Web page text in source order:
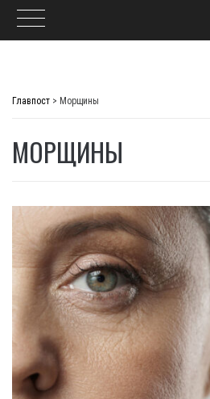
Главпост > Морщины
МОРЩИНЫ